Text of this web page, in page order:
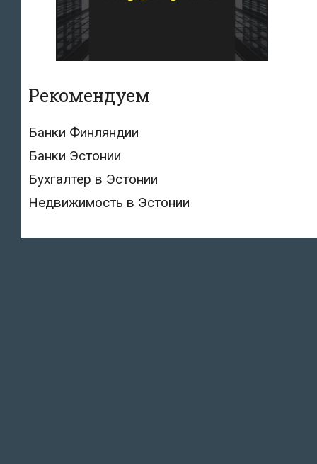
Рекомендуем
Банки Финляндии
Банки Эстонии
Бухгалтер в Эстонии
Недвижимость в Эстонии